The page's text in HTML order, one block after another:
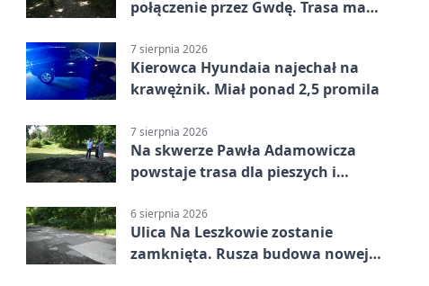
połączenie przez Gwdę. Trasa ma
7 sierpnia 2026
Kierowca Hyundaia najechał na
krawężnik. Miał ponad 2,5 promila
7 sierpnia 2026
Na skwerze Pawła Adamowicza
powstaje trasa dla pieszych i
6 sierpnia 2026
Ulica Na Leszkowie zostanie
zamknięta. Rusza budowa nowej